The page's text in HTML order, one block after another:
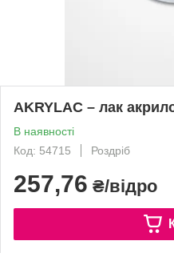
AKRYLAC – лак
В наявності
Код: 54715
Роздріб
257,76 ₴/відро